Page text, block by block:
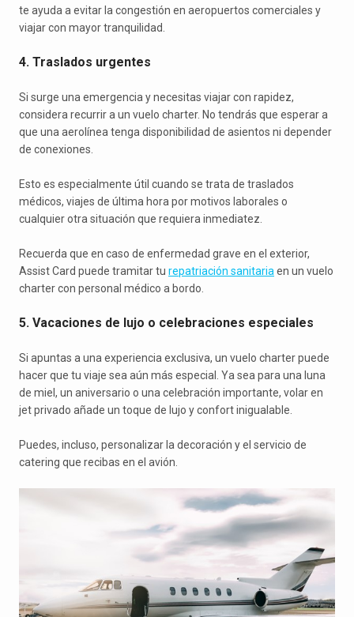
te ayuda a evitar la congestión en aeropuertos comerciales y
viajar con mayor tranquilidad.
4. Traslados urgentes
Si surge una emergencia y necesitas viajar con rapidez,
considera recurrir a un vuelo charter. No tendrás que esperar a
que una aerolínea tenga disponibilidad de asientos ni depender
de conexiones.
Esto es especialmente útil cuando se trata de traslados
médicos, viajes de última hora por motivos laborales o
cualquier otra situación que requiera inmediatez.
Recuerda que en caso de enfermedad grave en el exterior,
Assist Card puede tramitar tu repatriación sanitariaen un vuelo
charter con personal médico a bordo.
5. Vacaciones de lujo o celebraciones especiales
Si apuntas a una experiencia exclusiva, un vuelo charter puede
hacer que tu viaje sea aún más especial. Ya sea para una luna
de miel, un aniversario o una celebración importante, volar en
jet privado añade un toque de lujo y confort inigualable.
Puedes, incluso, personalizar la decoración y el servicio de
catering que recibas en el avión.